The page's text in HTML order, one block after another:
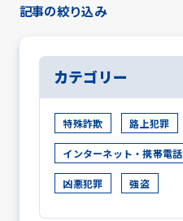
記事の絞り込み
カテゴリー
特殊詐欺 路上犯罪
インターネット・携帯電話
凶悪犯罪 強盗